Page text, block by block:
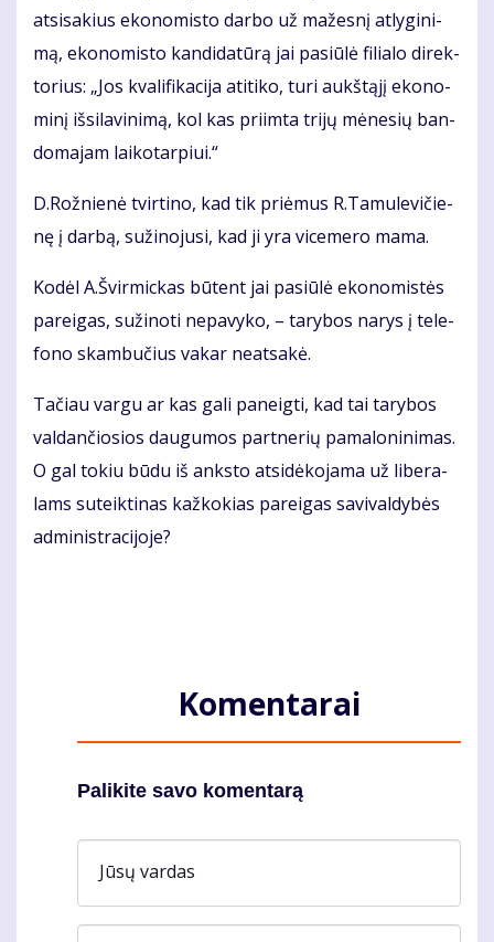
at­si­sa­kius eko­no­mis­to dar­bo už ma­žes­nį at­ly­gi­ni­
mą, eko­no­mis­to kan­di­da­tū­rą jai pa­siū­lė fi­lia­lo di­rek­
to­rius: „Jos kva­li­fi­ka­ci­ja ati­ti­ko, tu­ri aukš­tą­jį eko­no­
mi­nį iš­si­la­vi­ni­mą, kol kas pri­im­ta tri­jų mė­ne­sių ban­
do­ma­jam lai­ko­tar­piui.“
D.Rož­nie­nė tvir­ti­no, kad tik pri­ėmus R.Ta­mu­le­vi­čie­
nę į dar­bą, su­ži­no­ju­si, kad ji yra vi­ce­me­ro ma­ma.
Ko­dėl A.Švir­mic­kas bū­tent jai pa­siū­lė eko­no­mis­tės
pa­rei­gas, su­ži­no­ti ne­pa­vy­ko, – ta­ry­bos na­rys į te­le­
fo­no skam­bu­čius va­kar ne­at­sa­kė.
Ta­čiau var­gu ar kas ga­li pa­neig­ti, kad tai ta­ry­bos
val­dan­čio­sios dau­gu­mos part­ne­rių pa­ma­lo­ni­ni­mas.
O gal to­kiu bū­du iš anks­to at­si­dė­ko­ja­ma už li­be­ra­
lams su­teik­ti­nas kaž­ko­kias pa­rei­gas sa­vi­val­dy­bės
ad­mi­nist­ra­ci­jo­je?
Komentarai
Palikite savo komentarą
Jūsų vardas